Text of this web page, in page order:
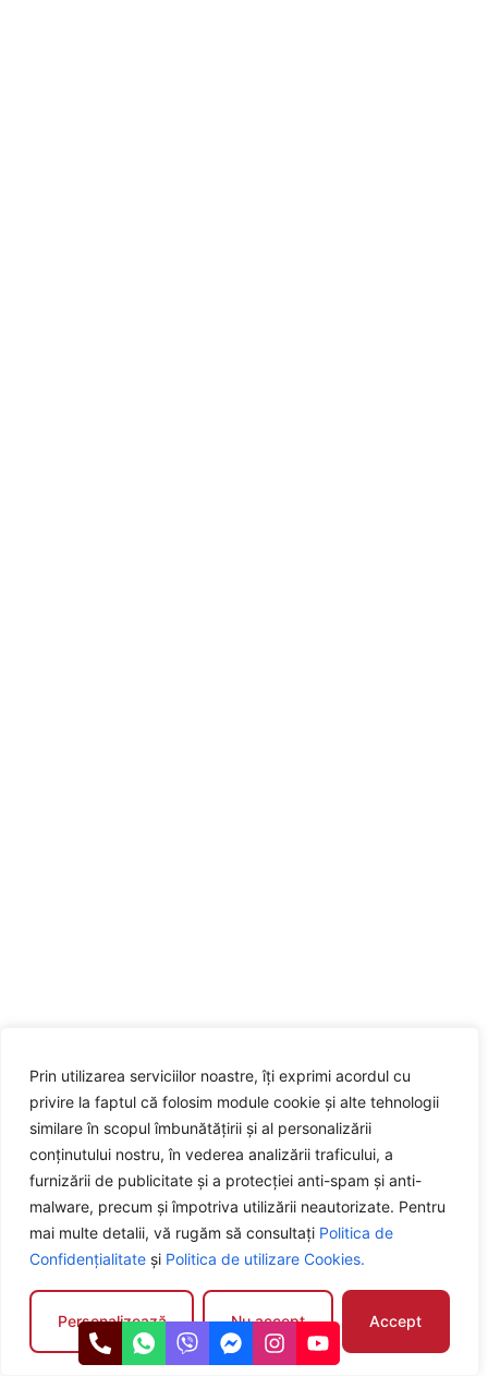
Prin utilizarea serviciilor noastre, îți exprimi acordul cu
privire la faptul că folosim module cookie și alte tehnologii
similare în scopul îmbunătățirii și al personalizării
conținutului nostru, în vederea analizării traficului, a
furnizării de publicitate și a protecției anti-spam și anti-
malware, precum și împotriva utilizării neautorizate. Pentru
mai multe detalii, vă rugăm să consultați Politica de
Confidențialitate și Politica de utilizare Cookies.
Personalizează Nu accept Accept